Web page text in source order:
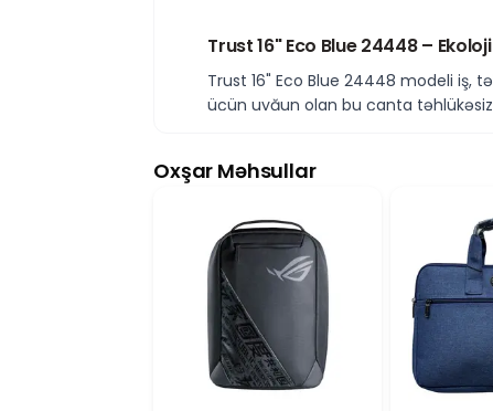
Trust 16" Eco Blue 24448 –
Trust 16" Eco Blue 24448 modeli iş,
üçün uyğun olan bu çanta
Trust 16" Eco Blue 24448 gündəlik
16 Düymlük Noutbuk üçün
Bu laptop çantası 16" ölçüyə qədər
kömək edir. Əlavə hissələr isə
Kompakt Ölçü və Rahat Daşınma
Trust 16" Eco Blue 24448 modeli 10
universitetə və səfərlərə gedərkən
Etibarlı və Praktik Laptop
Oxşar Məhsullar